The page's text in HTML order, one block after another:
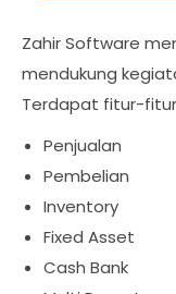
Zahir Software
mendukung
Terdapat fitur-
Penjualan
Pembelian
Inventory
Fixed Asset
Cash Bank